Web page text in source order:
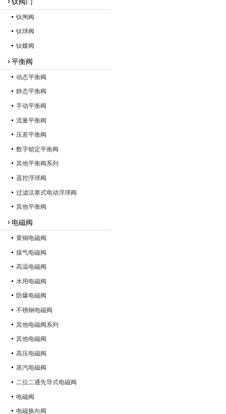
钛阀门
钛闸阀
钛球阀
钛蝶阀
平衡阀
动态平衡阀
静态平衡阀
手动平衡阀
流量平衡阀
压差平衡阀
数字锁定平衡阀
其他平衡阀系列
遥控浮球阀
过滤活塞式电动浮球阀
其他平衡阀
电磁阀
黄铜电磁阀
煤气电磁阀
高温电磁阀
水用电磁阀
防爆电磁阀
不锈钢电磁阀
其他电磁阀系列
其他电磁阀
高压电磁阀
蒸汽电磁阀
二位二通先导式电磁阀
电磁阀
电磁换向阀